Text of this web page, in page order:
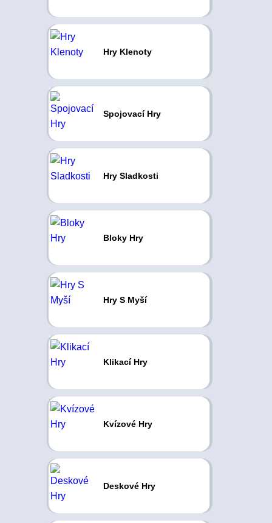
Hry Klenoty
Spojovací Hry
Hry Sladkosti
Bloky Hry
Hry S Myší
Klikací Hry
Kvízové Hry
Deskové Hry